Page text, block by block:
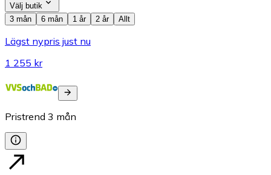
Välj butik
3 mån
6 mån 1 år 2 år Allt
Lägst nypris just nu
1 255 kr
Pristrend 3 mån